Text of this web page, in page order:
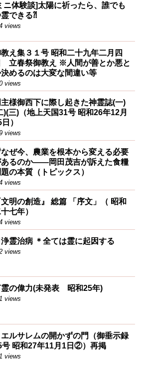
ニ体験談]太陽に祈ったら、誰でも
できる⁈
views
集３１号 昭和二十九年二月四
立春祭御教え ※人間が善とか悪と
めるのは大変な間違い等
views
主様御西下に際し起きた神霊誌(一)
)(三)（地上天国31号 昭和26年12月
）
views
なぜ今、農業を根本から変える必要
あるのか――岡田茂吉が訴えた食糧
題の本質（トピックス）
views
明の創造』 総篇 「序文」（ 昭和
七年）
views
浄霊治病 ＊全ては霊に起因する
views
霊の偉力(未発表 昭和25年)
views
エルサレムの開かずの門（御垂示録
号 昭和27年11月1日②）再掲
views